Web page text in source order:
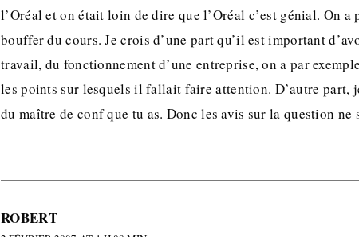
l’Oréal et on était loin de dire que l’Oréal c’est génial. On a
bouffer du cours. Je crois d’une part qu’il est important
travail, du fonctionnement d’une entreprise, on a par
les points sur lesquels il fallait faire attention. D’autre part,
du maître de conf que tu as. Donc les avis sur la question ne
ROBERT